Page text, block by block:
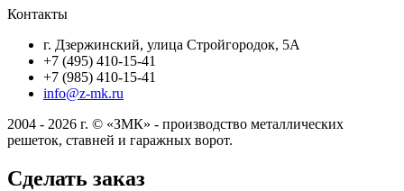
Контакты
г. Дзержинский, улица Стройгородок, 5А
+7 (495) 410-15-41
+7 (985) 410-15-41
info@z-mk.ru
2004 - 2026 г. © «ЗМК» - производство металлических
решеток, ставней и гаражных ворот.
Сделать заказ